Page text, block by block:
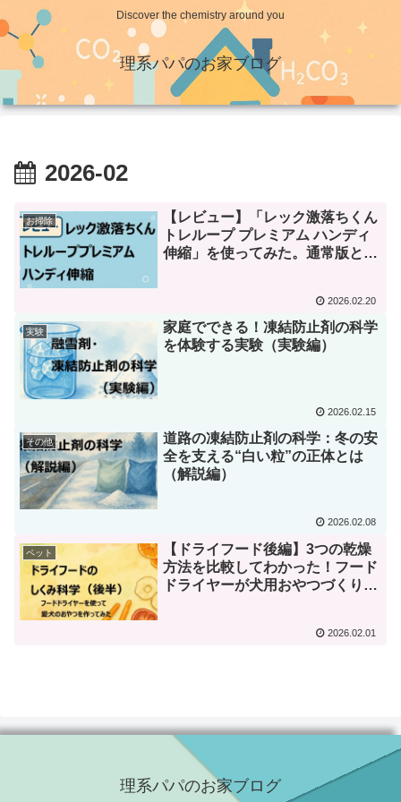
Discover the chemistry around you
理系パパのお家ブログ
2026-02
お掃除
【レビュー】「レック激落ちくん
トレループ プレミアム ハンディ
伸縮」を使ってみた。通常版との
2026.02.20
実験
家庭でできる！凍結防止剤の科学
を体験する実験（実験編）
2026.02.15
その他
道路の凍結防止剤の科学：冬の安
全を支える“白い粒”の正体とは
（解説編）
2026.02.08
ペット
【ドライフード後編】3つの乾燥
方法を比較してわかった！フード
ドライヤーが犬用おやつづくりに
2026.02.01
理系パパのお家ブログ